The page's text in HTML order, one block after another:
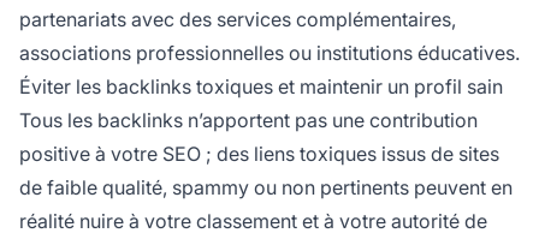
partenariats avec des services complémentaires,
associations professionnelles ou institutions éducatives.
Éviter les backlinks toxiques et maintenir un profil sain
Tous les backlinks n’apportent pas une contribution
positive à votre SEO ; des liens toxiques issus de sites
de faible qualité, spammy ou non pertinents peuvent en
réalité nuire à votre classement et à votre autorité de